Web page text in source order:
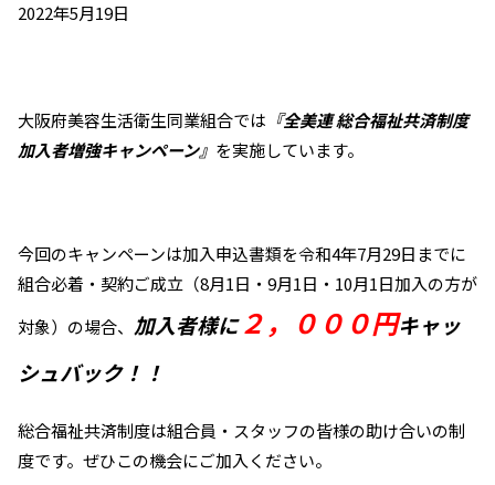
2022年5月19日
大阪府美容生活衛生同業組合では 『全美連 総合福祉共済制度
加入者増強キャンペーン』 を実施しています。
今回のキャンペーンは加入申込書類を令和4年7月29日までに
組合必着・契約ご成立（8月1日・9月1日・10月1日加入の方が
対象）の場合、 加入者様に２，０００円キャッ
シュバック！！
総合福祉共済制度は組合員・スタッフの皆様の助け合いの制
度です。ぜひこの機会にご加入ください。